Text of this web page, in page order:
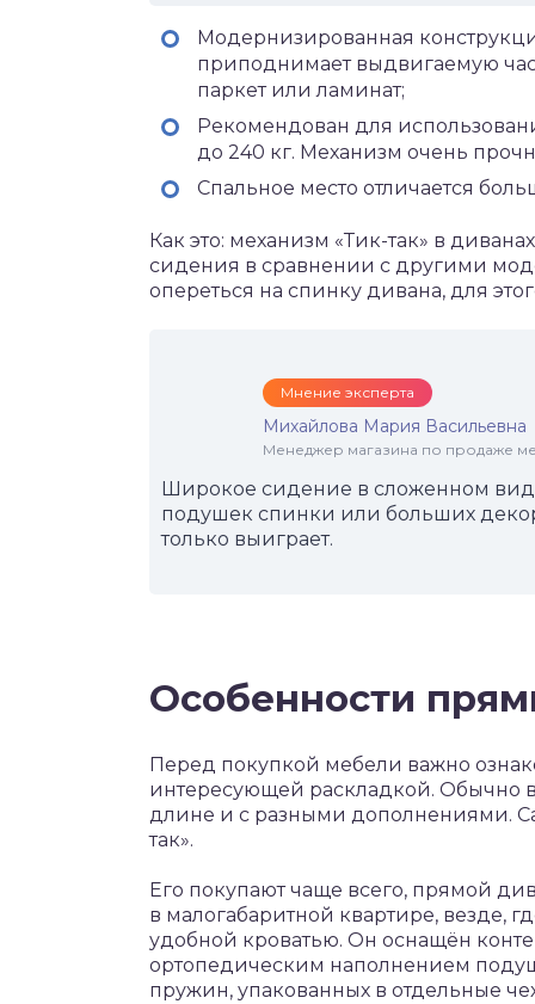
Модернизированная
приподнимает выдвигаемую
паркет или ламинат;
Рекомендован для
до 240 кг. Механизм очень
Спальное место отличается
Как это: механизм «Тик-так» в
сидения в сравнении с другими
опереться на спинку дивана, для
Мнение эксперта
Михайлова Мария Васильевна
Менеджер магазина по продаже
Широкое сидение в сложенном
подушек спинки или больших
только выиграет.
Особенности
Перед покупкой мебели важно
интересующей раскладкой. Обычно
длине и с разными дополнениями.
так».
Его покупают чаще всего, прямой
в малогабаритной квартире, везде,
удобной кроватью. Он оснащён
ортопедическим наполнением
пружин, упакованных в отдельные